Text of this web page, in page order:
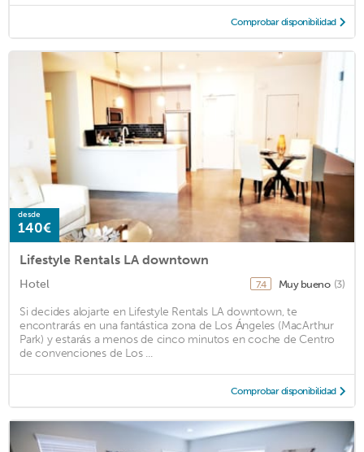
Comprobar disponibilidad
desde
140€
Lifestyle Rentals LA downtown
Hotel 7.4 Muy bueno (3)
Si decides alojarte en Lifestyle Rentals LA downtown, te
encontrarás en una fantástica zona de Los Ángeles (MacArthur
Park) y estarás a menos de cinco minutos en coche de Centro
de convenciones de Los ...
Comprobar disponibilidad